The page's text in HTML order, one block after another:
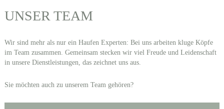
UNSER TEAM
Wir sind mehr als nur ein Haufen Experten: Bei uns arbeiten kluge Köpfe
im Team zusammen. Gemeinsam stecken wir viel Freude und Leidenschaft
in unsere Dienstleistungen, das zeichnet uns aus.
Sie möchten auch zu unserem Team gehören?